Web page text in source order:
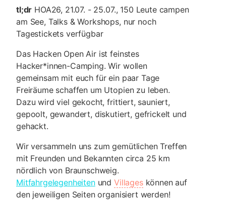
tl;dr HOA26, 21.07. - 25.07., 150 Leute campen
am See, Talks & Workshops, nur noch
Tagestickets verfügbar
Das Hacken Open Air ist feinstes
Hacker*innen-Camping. Wir wollen
gemeinsam mit euch für ein paar Tage
Freiräume schaffen um Utopien zu leben.
Dazu wird viel gekocht, frittiert, sauniert,
gepoolt, gewandert, diskutiert, gefrickelt und
gehackt.
Wir versammeln uns zum gemütlichen Treffen
mit Freunden und Bekannten circa 25 km
nördlich von Braunschweig.
MitfahrgelegenheitenundVillageskönnen auf
den jeweiligen Seiten organisiert werden!